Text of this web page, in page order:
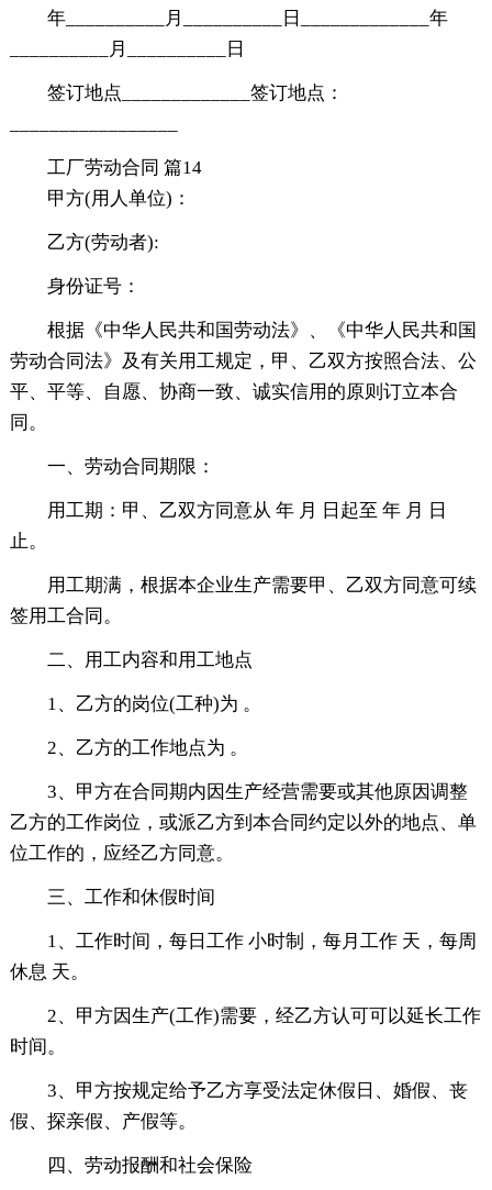
年__________月__________日_____________年
__________月__________日
签订地点_____________签订地点：
工厂劳动合同 篇14
甲方(用人单位)：
乙方(劳动者):
身份证号：
根据《中华人民共和国劳动法》、《中华人民共和国
劳动合同法》及有关用工规定，甲、乙双方按照合法、公
平、平等、自愿、协商一致、诚实信用的原则订立本合
同。
一、劳动合同期限：
用工期：甲、乙双方同意从 年 月 日起至 年 月 日
止。
用工期满，根据本企业生产需要甲、乙双方同意可续
签用工合同。
二、用工内容和用工地点
1、乙方的岗位(工种)为 。
2、乙方的工作地点为 。
3、甲方在合同期内因生产经营需要或其他原因调整
乙方的工作岗位，或派乙方到本合同约定以外的地点、单
位工作的，应经乙方同意。
三、工作和休假时间
1、工作时间，每日工作 小时制，每月工作 天，每周
休息 天。
2、甲方因生产(工作)需要，经乙方认可可以延长工作
时间。
3、甲方按规定给予乙方享受法定休假日、婚假、丧
假、探亲假、产假等。
四、劳动报酬和社会保险